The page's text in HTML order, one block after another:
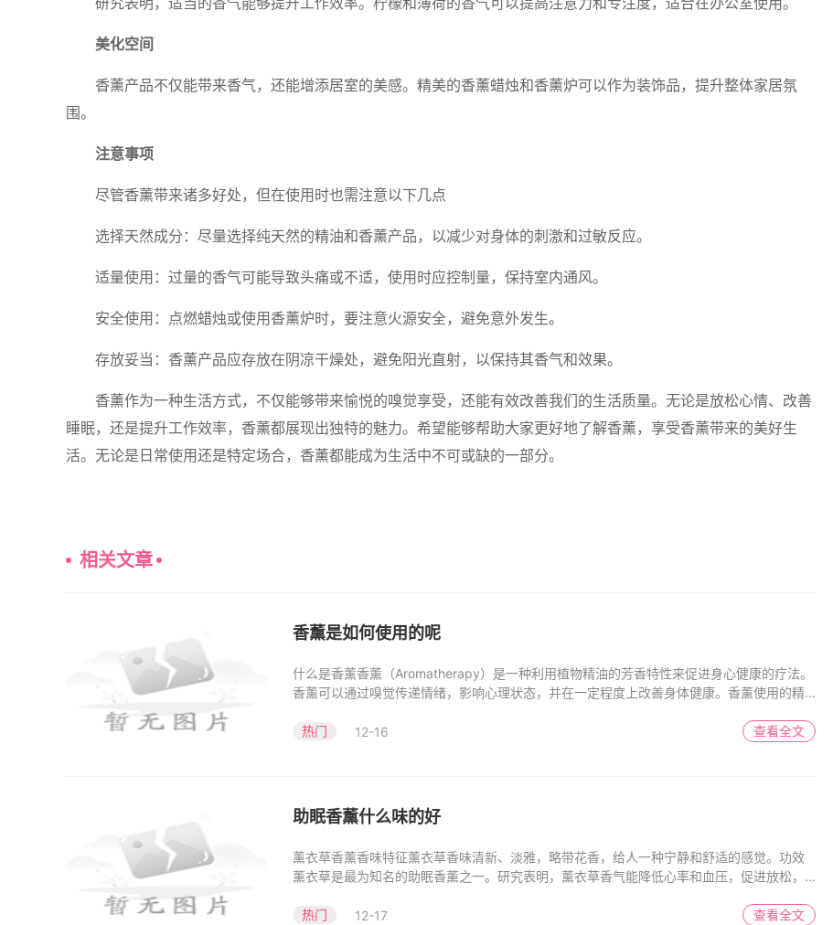
美化空间
香薰产品不仅能带来香气，还能增添居室的美感。精美的香薰蜡烛和香薰炉可以作为装饰品，提升整体家居氛
围。
注意事项
尽管香薰带来诸多好处，但在使用时也需注意以下几点
选择天然成分：尽量选择纯天然的精油和香薰产品，以减少对身体的刺激和过敏反应。
适量使用：过量的香气可能导致头痛或不适，使用时应控制量，保持室内通风。
安全使用：点燃蜡烛或使用香薰炉时，要注意火源安全，避免意外发生。
存放妥当：香薰产品应存放在阴凉干燥处，避免阳光直射，以保持其香气和效果。
香薰作为一种生活方式，不仅能够带来愉悦的嗅觉享受，还能有效改善我们的生活质量。无论是放松心情、改善
睡眠，还是提升工作效率，香薰都展现出独特的魅力。希望能够帮助大家更好地了解香薰，享受香薰带来的美好生
活。无论是日常使用还是特定场合，香薰都能成为生活中不可或缺的一部分。
相关文章
香薰是如何使用的呢
什么是香薰香薰（Aromatherapy）是一种利用植物精油的芳香特性来促进身心健康的疗法。
香薰可以通过嗅觉传递情绪，影响心理状态，并在一定程度上改善身体健康。香薰使用的精
热门
12-16 查看全文
助眠香薰什么味的好
薰衣草香薰香味特征薰衣草香味清新、淡雅，略带花香，给人一种宁静和舒适的感觉。功效
薰衣草是最为知名的助眠香薰之一。研究表明，薰衣草香气能降低心率和血压，促进放松，
热门
12-17 查看全文